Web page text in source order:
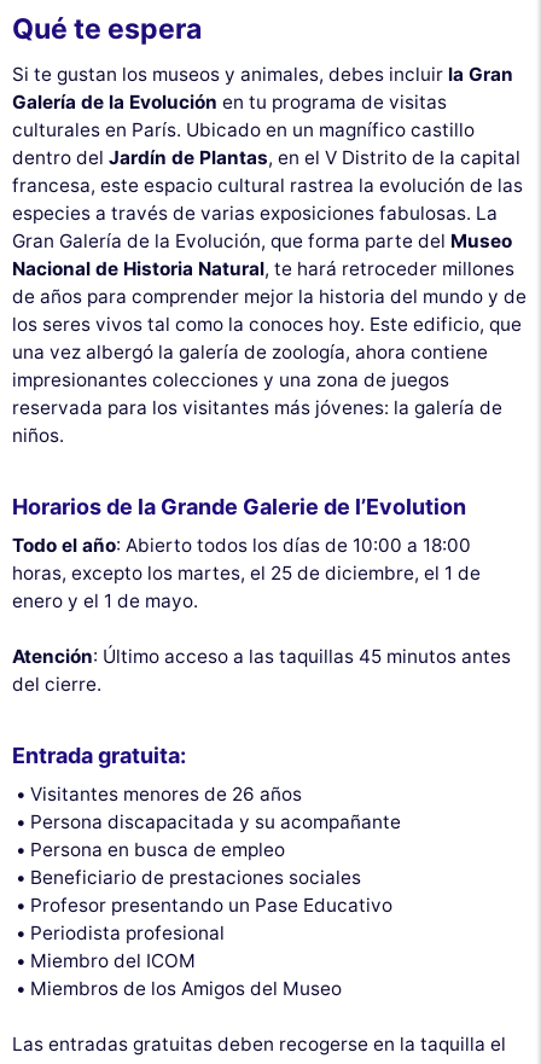
Qué te espera
Si te gustan los museos y animales, debes incluir la Gran
Galería de la Evolución en tu programa de visitas
culturales en París. Ubicado en un magnífico castillo
dentro del Jardín de Plantas, en el V Distrito de la capital
francesa, este espacio cultural rastrea la evolución de las
especies a través de varias exposiciones fabulosas. La
Gran Galería de la Evolución, que forma parte del Museo
Nacional de Historia Natural, te hará retroceder millones
de años para comprender mejor la historia del mundo y de
los seres vivos tal como la conoces hoy. Este edificio, que
una vez albergó la galería de zoología, ahora contiene
impresionantes colecciones y una zona de juegos
reservada para los visitantes más jóvenes: la galería de
niños.
Horarios de la Grande Galerie de l’Evolution
Todo el año: Abierto todos los días de 10:00 a 18:00
horas, excepto los martes, el 25 de diciembre, el 1 de
enero y el 1 de mayo.
Atención: Último acceso a las taquillas 45 minutos antes
del cierre.
Entrada gratuita:
Visitantes menores de 26 años
Persona discapacitada y su acompañante
Persona en busca de empleo
Beneficiario de prestaciones sociales
Profesor presentando un Pase Educativo
Periodista profesional
Miembro del ICOM
Miembros de los Amigos del Museo
Las entradas gratuitas deben recogerse en la taquilla el